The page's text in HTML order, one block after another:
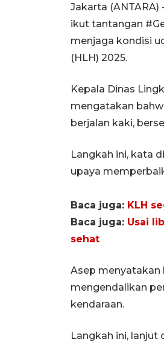
Jakarta
ikut tantangan
menjaga kondisi
(HLH) 2025.
Kepala Dinas
mengatakan
berjalan kaki,
Langkah ini, kata
upaya
Baca juga: KLH
Baca juga: Usai
sehat
Asep
mengendalikan
kendaraan.
Langkah ini, lanjut